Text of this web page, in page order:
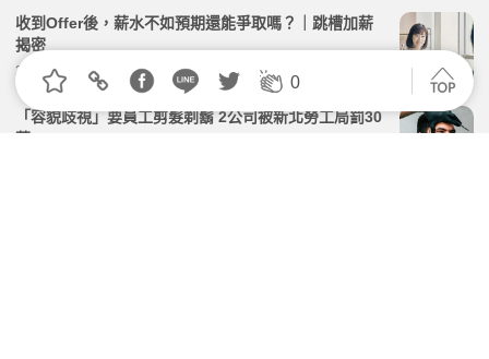
0
收到Offer後，薪水不如預期還能爭取嗎？｜跳槽加薪
揭密
2026.06.09 | 104小編 | 38671觀看數
「容貌歧視」要員工剪髮剃鬍 2公司被新北勞工局罰30
萬